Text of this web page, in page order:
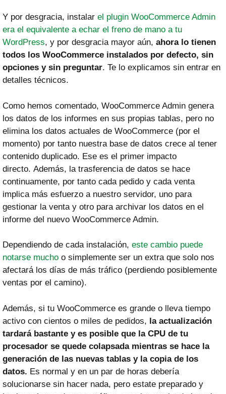
Y por desgracia, instalar el plugin WooCommerce Admin
era el equivalente a echar el freno de mano a tu
WordPress, y por desgracia mayor aún, ahora lo tienen
todos los WooCommerce instalados por defecto, sin
opciones y sin preguntar. Te lo explicamos sin entrar en
detalles técnicos.
Como hemos comentado, WooCommerce Admin genera
los datos de los informes en sus propias tablas, pero no
elimina los datos actuales de WooCommerce (por el
momento) por tanto nuestra base de datos crece al tener
contenido duplicado. Ese es el primer impacto
directo. Además, la trasferencia de datos se hace
continuamente, por tanto cada pedido y cada venta
implica más esfuerzo a nuestro servidor, uno para
gestionar la venta y otro para archivar los datos en el
informe del nuevo WooCommerce Admin.
Dependiendo de cada instalación, este cambio puede
notarse mucho o simplemente ser un extra que solo nos
afectará los días de más tráfico (perdiendo posiblemente
ventas por el camino).
Además, si tu WooCommerce es grande o lleva tiempo
activo con cientos o miles de pedidos, la actualización
tardará bastante y es posible que la CPU de tu
procesador se quede colapsada mientras se hace la
generación de las nuevas tablas y la copia de los
datos. Es normal y en un par de horas debería
solucionarse sin hacer nada, pero estate preparado y